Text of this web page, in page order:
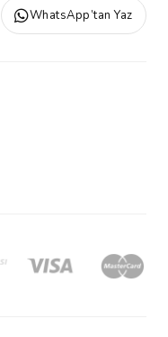
WhatsApp’tan Yaz